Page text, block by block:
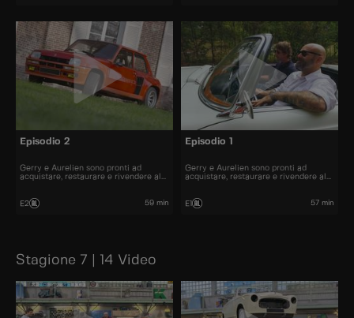
Episodio 2
Gerry e Aurelien sono pronti ad
acquistare, restaurare e rivendere al
E2 59 min
Episodio 1
Gerry e Aurelien sono pronti ad
acquistare, restaurare e rivendere al
E1 57 min
Stagione 7 | 14 Video